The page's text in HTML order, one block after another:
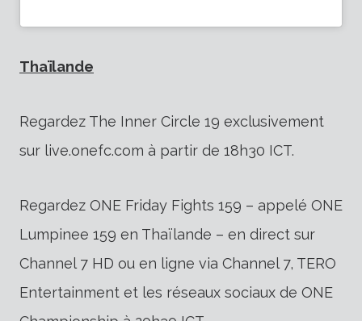
Thaïlande
Regardez The Inner Circle 19 exclusivement
sur live.onefc.com à partir de 18h30 ICT.
Regardez ONE Friday Fights 159 – appelé ONE
Lumpinee 159 en Thaïlande – en direct sur
Channel 7 HD ou en ligne via Channel 7, TERO
Entertainment et les réseaux sociaux de ONE